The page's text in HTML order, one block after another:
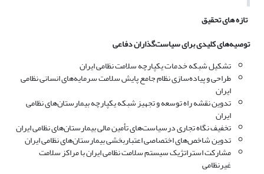
تازه های تحقیق
توصیه‌های کلیدی برای سیاست‌گذاران دفاعی
تشکیل شبکه خدمات یکپارچه سلامت نظامی ایران
طراحی و پیاده‌سازی نظام جامع پایش سلامت سرمایه‌های انسانی نظامی
ایران
تدوین نقشه راه توسعه و تجهیز شبکه یکپارچه بیمارستان‌های نظامی
ایران
تخفیف نگاه تجاری درسیاست‌های تأمین مالی بیمارستان‌های نظامی ایران
تدوین شاخص‌های اختصاصی اعتباربخشی بیمارستان‌های نظامی ایران
مشارکت استراتژیک سیستم سلامت نظامی ایران با مراکز سلامت
غیرنظامی